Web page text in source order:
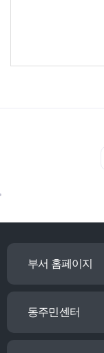
부서 홈페이지
동주민센터